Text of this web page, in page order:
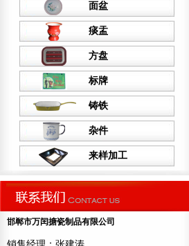
面盆
痰盂
方盘
标牌
铸铁
杂件
来样加工
邯郸市万闰搪瓷制品有限公司